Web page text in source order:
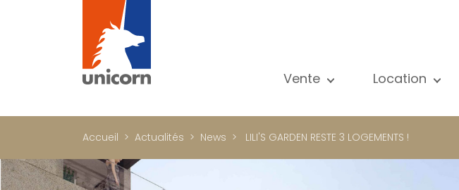
Vente
Location
Accueil Actualités News LILI'S GARDEN RESTE 3 LOGEMENTS !